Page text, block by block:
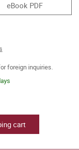
eBook PDF
foreign inquiries.
cart